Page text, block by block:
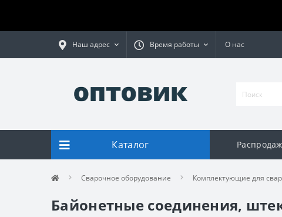
Наш адрес Время работы О нас
Каталог
Сварочное оборудование Комплектующие для
Байонетные соединения,